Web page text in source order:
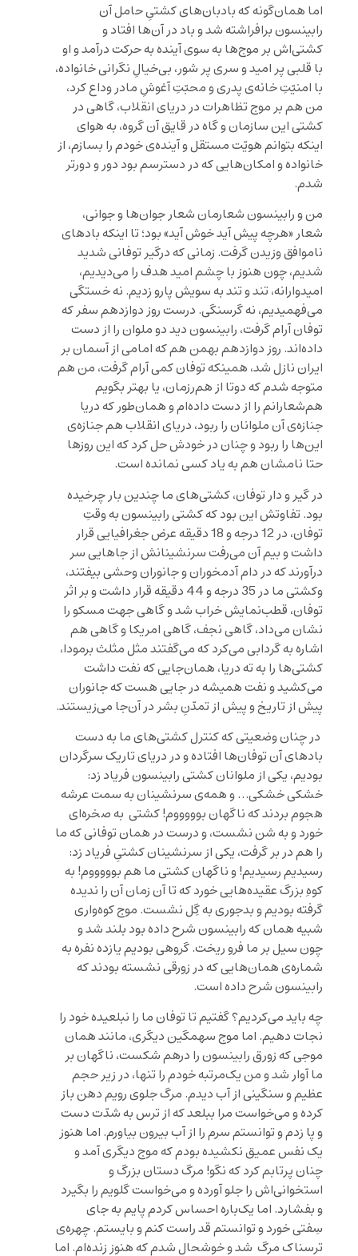
اما همان‌گونه که بادبان‌های کشتیِ حامل آن
رابینسون برافراشته شد و باد در آن‌ها افتاد و
کشتی‌اش بر موج‌ها به سوی آینده به حرکت درآمد و او
با قلبی پر امید و سری پر شور، بی‌خیالِ نگرانی خانواده،
با امنیّتِ خانه‌ی پدری و محبّتِ آغوشِ مادر وداع کرد،
من هم بر موج تظاهرات در دریای انقلاب، گاهی در
کشتی این سازمان و گاه در قایق آن گروه، به هوای
اینکه بتوانم هویّت مستقل و آینده‌ی خودم را بسازم، از
خانواده و امکان‌هایی که در دسترسم بود دور و دورتر
شدم.
من و رابینسون شعارمان شعار جوان‌ها و جوانی،
شعار«هرچه پیش آید خوش آید» بود؛ تا اینکه بادهای
ناموافق وزیدن گرفت. زمانی که درگیر توفانی شدید
شدیم، چون هنوز با چشم امید هدف را می‌دیدیم،
امیدوارانه، تند و تند به سویش پارو زدیم. نه خستگی
می‌فهمیدیم، نه گرسنگی. درست روز دوازدهم سفر که
توفان آرام گرفت، رابینسون دید دو ملوان را از دست
داده‌اند. روز دوازدهم بهمن هم که امامی از آسمان بر
ایران نازل شد، همینکه توفان کمی آرام گرفت، من هم
متوجه شدم که دوتا از هم‌رزمان، یا بهتر بگویم
هم‌شعارانم را از دست داده‌ام و همان‌طور که دریا
جنازه‌ی آن ملوانان را ربود، دریای انقلاب هم جنازه‌ی
این‌ها را ربود و چنان در خودش حل کرد که این روزها
حتا نامشان هم به یاد کسی نمانده است.
در گیر و دار توفان، کشتی‌های ما چندین بار چرخیده
بود. تفاوتش این بود که کشتی رابینسون به وقتِ
توفان، در 12 درجه و 18 دقیقه عرض جغرافیایی قرار
داشت و بیم آن می‌رفت سرنشینانش از جاهایی سر
درآورند که در دام آدمخوران و جانوران وحشی بیفتند،
وکشتی ما در 35 درجه و 44 دقیقه قرار داشت و بر اثر
توفان، قطب‌نمایش خراب شد و گاهی جهت مسکو را
نشان می‌داد، گاهی نجف، گاهی امریکا و گاهی هم
اشاره به گردابی می‌کرد که می‌گفتند مثل مثلث برمودا،
کشتی‌ها را به ته دریا، همان‌جایی که نفت داشت
می‌کشید و نفت همیشه در جایی هست که جانوران
پیش از تاریخ و پیش از تمدّنِ بشر در آن‌جا می‌زیستند.
در چنان وضعیتی که کنترل کشتی‌های ما به دست
بادهای آن توفان‌ها افتاده و در دریای تاریک سرگردان
بودیم، یکی از ملوانان کشتی رابینسون فریاد زد:
خشکی خشکی… و همه‌ی سرنشینان به سمت عرشه
هجوم بردند که ناگهان بوووووم! کشتی به صخره‌ای
خورد و به شن نشست، و درست در همان توفانی که ما
را هم در بر گرفت، یکی از سرنشینان کشتیِ فریاد زد:
رسیدیم رسیدیم! و ناگهان کشتی ما هم بوووووم! به
کوهِ بزرگ عقیده‌هایی خورد که تا آن زمان آن را ندیده
گرفته بودیم و بدجوری به گِل نشست. موج کوه‌واری
شبیه همان که رابینسون شرح داده بود بلند شد و
چون سیل بر ما فرو ریخت. گروهی بودیم یازده نفره به
شماره‌ی همان‌هایی که در زورقی نشسته بودند که
رابینسون شرح داده است.
چه باید می‌کردیم؟ گفتیم تا توفان ما را نبلعیده خود را
نجات دهیم. اما موج سهمگین دیگری، مانند همان
موجی که زورق رابینسون را درهم شکست، ناگهان بر
ما آوار شد و من یک‌مرتبه خودم را تنها، در زیر حجم
عظیم و سنگینی از آب دیدم. مرگ جلوی رویم دهن باز
کرده و می‌خواست مرا ببلعد که از ترس به شدّت دست
و پا زدم و توانستم سرم را از آب بیرون بیاورم. اما هنوز
یک نفس عمیق نکشیده بودم که موج دیگری آمد و
چنان پرتابم کرد که نگو! مرگ دستان بزرگ و
استخوانی‌اش را جلو آورده و می‌خواست گلویم را بگیرد
و بفشارد. اما یک‌باره احساس کردم پایم به جای
سِفتی خورد و توانستم قد راست کنم و بایستم. چهره‌ی
ترسناک مرگ شد و خوشحال شدم که هنوز زنده‌ام. اما